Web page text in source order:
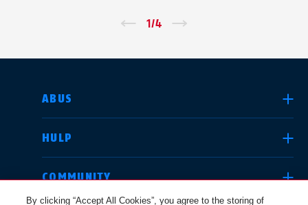
1/4
ABUS
HULP
COMMUNITY
LAND SELECTEREN
Deutschland
By clicking “Accept All Cookies”, you agree to the storing of